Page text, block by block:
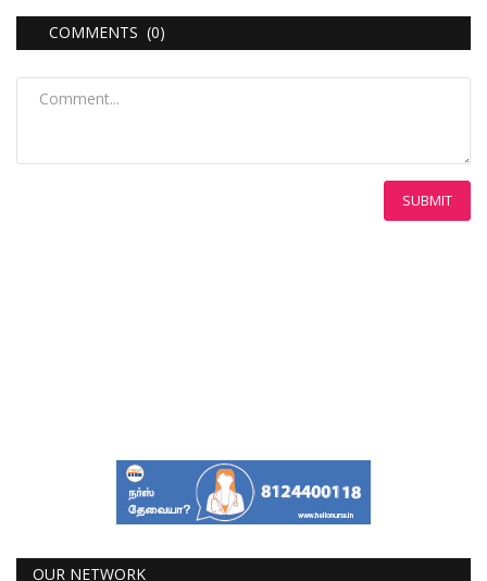
COMMENTS (0)
SUBMIT
OUR NETWORK